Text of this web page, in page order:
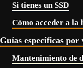
Si tienes un SSD
Cómo acceder a la
Guías específicas
Mantenimiento de